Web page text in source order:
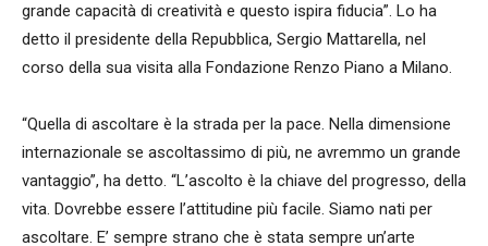
grande capacità di creatività e questo ispira fiducia”. Lo ha
detto il presidente della Repubblica, Sergio Mattarella, nel
corso della sua visita alla Fondazione Renzo Piano a Milano.
“Quella di ascoltare è la strada per la pace. Nella dimensione
internazionale se ascoltassimo di più, ne avremmo un grande
vantaggio”, ha detto. “L’ascolto è la chiave del progresso, della
vita. Dovrebbe essere l’attitudine più facile. Siamo nati per
ascoltare. E’ sempre strano che è stata sempre un’arte